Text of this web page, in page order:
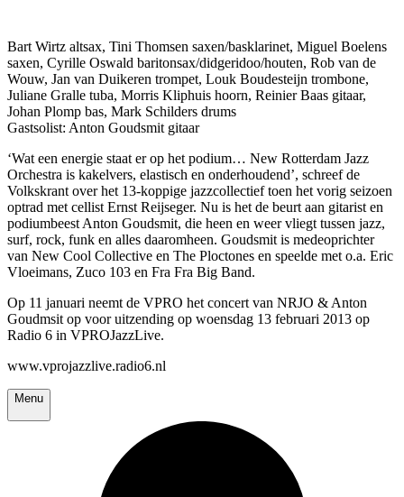
Bart Wirtz altsax, Tini Thomsen saxen/basklarinet, Miguel Boelens
saxen, Cyrille Oswald baritonsax/didgeridoo/houten, Rob van de
Wouw, Jan van Duikeren trompet, Louk Boudesteijn trombone,
Juliane Gralle tuba, Morris Kliphuis hoorn, Reinier Baas gitaar,
Johan Plomp bas, Mark Schilders drums
Gastsolist: Anton Goudsmit gitaar
‘Wat een energie staat er op het podium… New Rotterdam Jazz
Orchestra is kakelvers, elastisch en onderhoudend’, schreef de
Volkskrant over het 13-koppige jazzcollectief toen het vorig seizoen
optrad met cellist Ernst Reijseger. Nu is het de beurt aan gitarist en
podiumbeest Anton Goudsmit, die heen en weer vliegt tussen jazz,
surf, rock, funk en alles daaromheen. Goudsmit is medeoprichter
van New Cool Collective en The Ploctones en speelde met o.a. Eric
Vloeimans, Zuco 103 en Fra Fra Big Band.
Op 11 januari neemt de VPRO het concert van NRJO & Anton
Goudmsit op voor uitzending op woensdag 13 februari 2013 op
Radio 6 in VPROJazzLive.
www.vprojazzlive.radio6.nl
Menu